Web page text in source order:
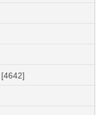
[4642]